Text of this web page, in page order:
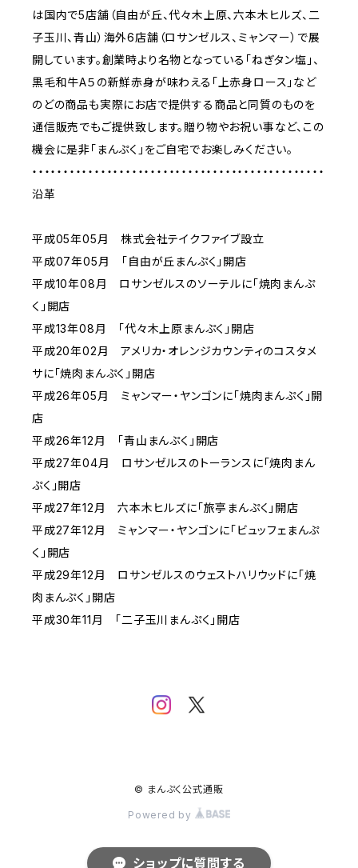
は国内で5店舗（自由が丘、代々木上原、六本木ヒルズ、二
子玉川、青山）海外6店舗（ロサンゼルス、ミャンマー）で展
開しています。創業時より名物となっている「ねぎタン塩」、
黒毛和牛A５の新鮮赤身が味わえる「上赤身ロース」など
のどの商品も実際にお店で提供する商品と同質のものを
通信販売でもご提供致します。贈り物やお祝い事など、この
機会に是非「まんぷく」をご自宅でお楽しみください。
・・・・・・・・・・・・・・・・・・・・・・・・・・・・・・・・・・・・・・・・・・・・・・・
沿革
平成05年05月 株式会社テイクファイブ設立
平成07年05月 「自由が丘まんぷく」開店
平成10年08月 ロサンゼルスのソーテルに「焼肉まんぷ
く」開店
平成13年08月 「代々木上原まんぷく」開店
平成20年02月 アメリカ・オレンジカウンティのコスタメ
サに「焼肉まんぷく」開店
平成26年05月 ミャンマー・ヤンゴンに「焼肉まんぷく」開
店
平成26年12月 「青山まんぷく」開店
平成27年04月 ロサンゼルスのトーランスに「焼肉まん
ぷく」開店
平成27年12月 六本木ヒルズに「旅亭まんぷく」開店
平成27年12月 ミャンマー・ヤンゴンに「ビュッフェまんぷ
く」開店
平成29年12月 ロサンゼルスのウェストハリウッドに「焼
肉まんぷく」開店
平成30年11月 「二子玉川まんぷく」開店
© まんぷく公式通販
Powered by
ショップに質問する